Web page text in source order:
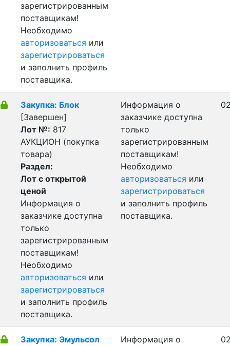
зарегистрированным
поставщикам!
Необходимо
авторизоваться или
зарегистрироваться
и заполнить профиль
поставщика.
Закупка: Блок
[Завершен]
Лот №: 817
АУКЦИОН (покупка
товара)
Раздел:
Лот с открытой
ценой
Информация о
заказчике доступна
только
зарегистрированным
поставщикам!
Необходимо
авторизоваться или
зарегистрироваться
и заполнить профиль
поставщика.
Информация о
заказчике доступна
только
зарегистрированным
поставщикам!
Необходимо
авторизоваться или
зарегистрироваться
и заполнить профиль
поставщика.
Закупка: Эмульсол
Информация о